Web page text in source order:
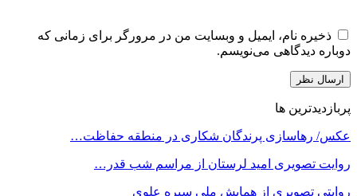
ذخیره نام، ایمیل و وبسایت من در مرورگر برای زمانی که
دوباره دیدگاهی می‌نویسم.
پربازدیدترین ها
عکس/ رهاسازی پرندگان شکاری در منطقه حفاظت…
روایت تصویری امید لرستان از مراسم شب قدر…
روایتی تصویری از همایش ملی سیره علوی